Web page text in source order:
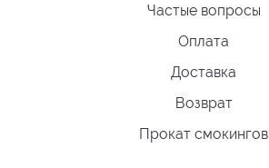
Частые вопросы
Оплата
Доставка
Возврат
Прокат смокингов